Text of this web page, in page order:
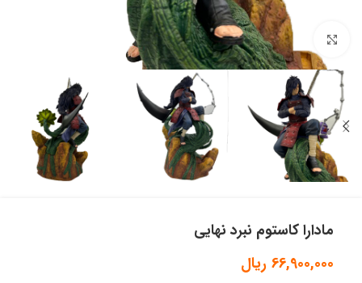
بزرگنمایی تصویر
مادارا کاستوم نبرد نهایی
66,900,000 ریال